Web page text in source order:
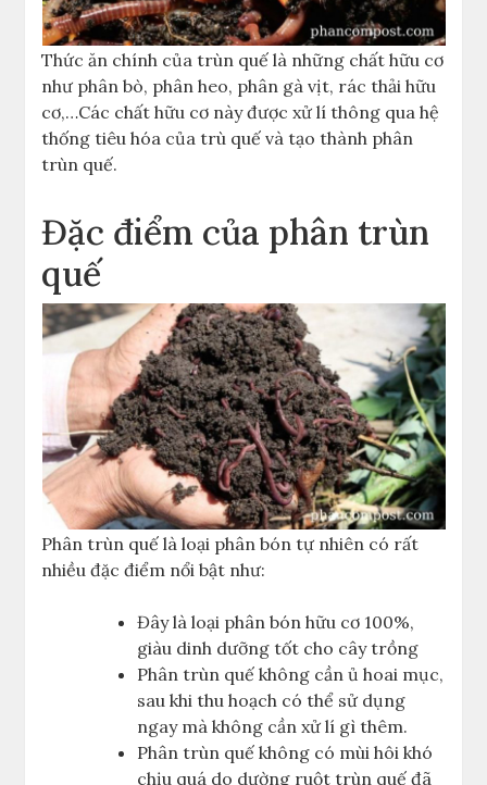
Thức ăn chính của trùn quế là những chất hữu cơ
như phân bò, phân heo, phân gà vịt, rác thải hữu
cơ,…Các chất hữu cơ này được xử lí thông qua hệ
thống tiêu hóa của trù quế và tạo thành phân
trùn quế.
Đặc điểm của phân trùn
quế
Phân trùn quế là loại phân bón tự nhiên có rất
nhiều đặc điểm nổi bật như:
Đây là loại phân bón hữu cơ 100%,
giàu dinh dưỡng tốt cho cây trồng
Phân trùn quế không cần ủ hoai mục,
sau khi thu hoạch có thể sử dụng
ngay mà không cần xử lí gì thêm.
Phân trùn quế không có mùi hôi khó
chịu quá do dường ruột trùn quế đã